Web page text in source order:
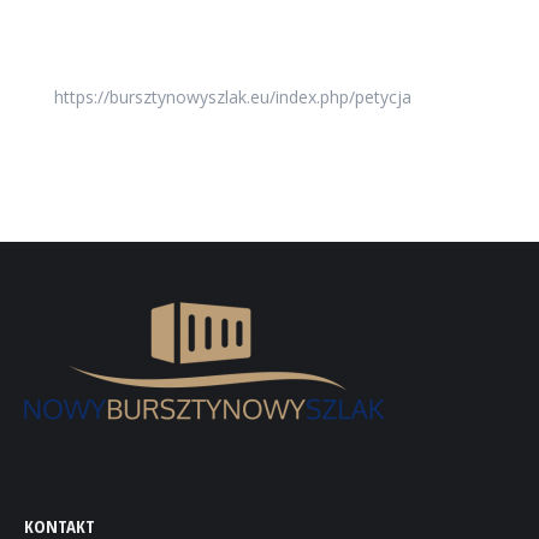
https://bursztynowyszlak.eu/index.php/petycja
KONTAKT